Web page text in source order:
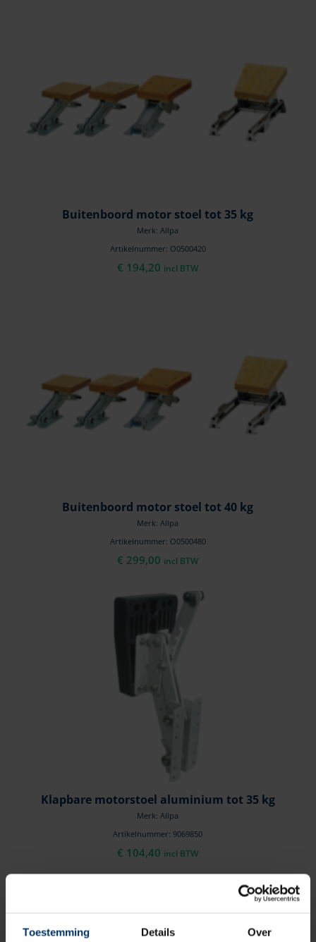
Toestemming Details Over
Buitenboord motor stoel tot 35 kg
Merk: Allpa
Artikelnummer: O0500420
€ 194,20 incl BTW
Buitenboord motor stoel tot 40 kg
Merk: Allpa
Artikelnummer: O0500480
€ 299,00 incl BTW
Klapbare motorstoel aluminium tot 35 kg
Merk: Allpa
Artikelnummer: 9069850
€ 104,40 incl BTW